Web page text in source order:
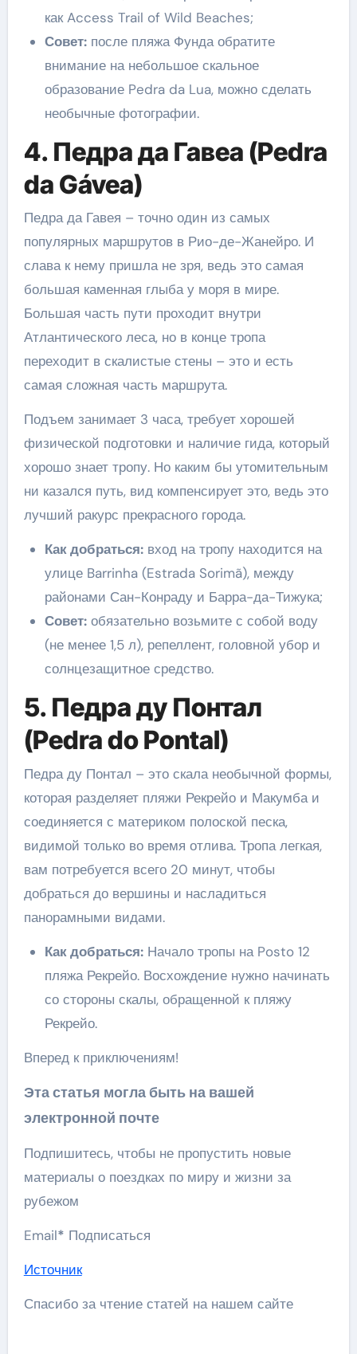
как Access Trail of Wild Beaches;
Совет:после пляжа Фунда обратите
внимание на небольшое скальное
образование Pedra da Lua, можно сделать
необычные фотографии.
4. Педра да Гавеа (Pedra
da Gávea)
Педра да Гавея – точно один из самых
популярных маршрутов в Рио-де-Жанейро. И
слава к нему пришла не зря, ведь это самая
большая каменная глыба у моря в мире.
Большая часть пути проходит внутри
Атлантического леса, но в конце тропа
переходит в скалистые стены – это и есть
самая сложная часть маршрута.
Подъем занимает 3 часа, требует хорошей
физической подготовки и наличие гида, который
хорошо знает тропу. Но каким бы утомительным
ни казался путь, вид компенсирует это, ведь это
лучший ракурс прекрасного города.
Как добраться:вход на тропу находится на
улице Barrinha (Estrada Sorimã), между
районами Сан-Конраду и Барра-да-Тижука;
Совет:обязательно возьмите с собой воду
(не менее 1,5 л), репеллент, головной убор и
солнцезащитное средство.
5. Педра ду Понтал
(Pedra do Pontal)
Педра ду Понтал – это скала необычной формы,
которая разделяет пляжи Рекрейо и Макумба и
соединяется с материком полоской песка,
видимой только во время отлива. Тропа легкая,
вам потребуется всего 20 минут, чтобы
добраться до вершины и насладиться
панорамными видами.
Как добраться:Начало тропы на Posto 12
пляжа Рекрейо. Восхождение нужно начинать
со стороны скалы, обращенной к пляжу
Рекрейо.
Вперед к приключениям!
Эта статья могла быть на вашей
электронной почте
Подпишитесь, чтобы не пропустить новые
материалы о поездках по миру и жизни за
рубежом
Email* Подписаться
Источник
Спасибо за чтение статей на нашем сайте